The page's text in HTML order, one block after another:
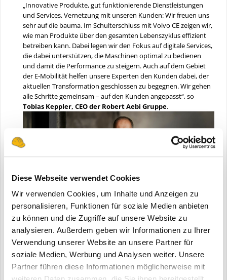
Diese Webseite verwendet Cookies
Wir verwenden Cookies, um Inhalte und Anzeigen zu
personalisieren, Funktionen für soziale Medien anbieten
zu können und die Zugriffe auf unsere Website zu
analysieren. Außerdem geben wir Informationen zu Ihrer
Verwendung unserer Website an unsere Partner für
soziale Medien, Werbung und Analysen weiter. Unsere
Partner führen diese Informationen möglicherweise mit
„Innovative Produkte, gut funktionierende Dienstleistungen
und Services, Vernetzung mit unseren Kunden: Wir freuen uns
sehr auf die bauma. Im Schulterschluss mit Volvo CE zeigen wir,
wie man Produkte über den gesamten Lebenszyklus effizient
betreiben kann. Dabei legen wir den Fokus auf digitale Services,
die dabei unterstützen, die Maschinen optimal zu bedienen
und damit die Performance zu steigern. Auch auf dem Gebiet
der E-Mobilität helfen unsere Experten den Kunden dabei, der
aktuellen Transformation geschlossen zu begegnen. Wir gehen
alle Schritte gemeinsam – auf den Kunden angepasst“, so
Tobias Keppler, CEO der Robert Aebi Gruppe.
„Wir freuen uns auf interessante Messetage auf der bauma. Wir
haben viele spannende Themen im Gepäck und möchten
Volvos Weg in eine nachhaltige und digitale Zukunft mit
unserem Know-How und unserer Erfahrung in der Anwendung